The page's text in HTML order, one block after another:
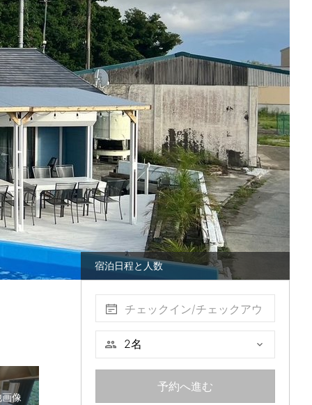
宿泊日程と人数
チェックイン/チェックアウ
ト
予約へ進む
像